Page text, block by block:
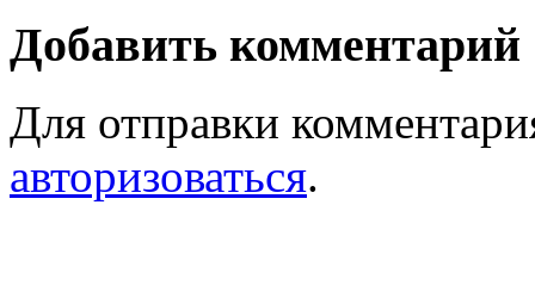
Добавить комментарий
Для отправки
авторизоваться.